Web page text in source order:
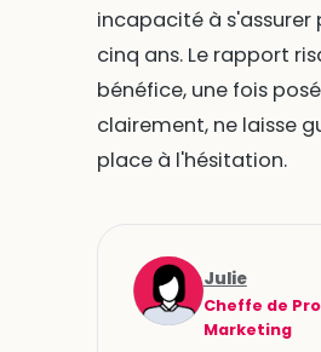
incapacité à s'assurer
cinq ans. Le rapport
bénéfice, une fois posé
clairement, ne laisse
place à l'hésitation.
Julie
Cheffe de
Marketing